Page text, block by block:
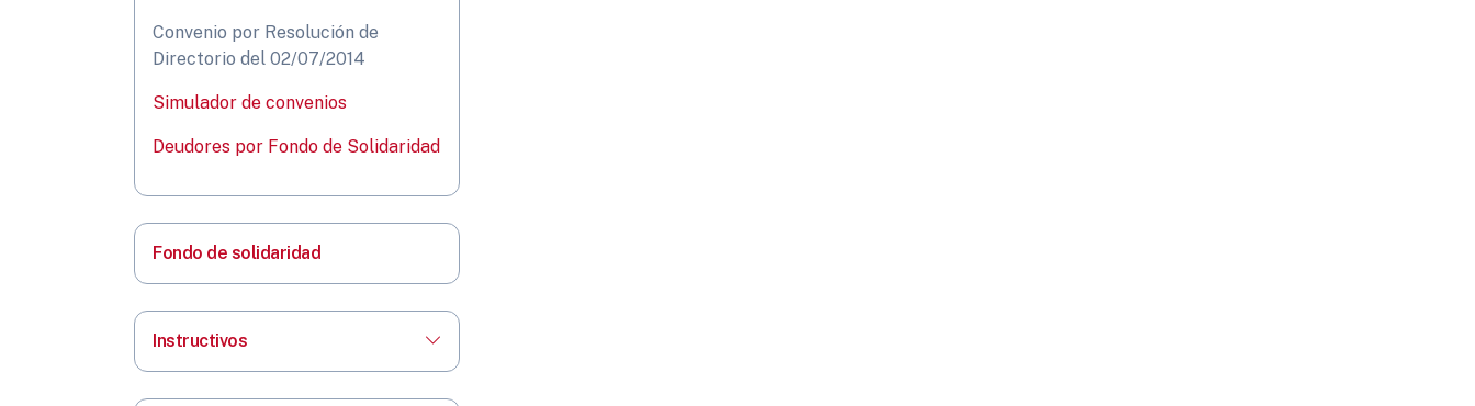
Convenio por Resolución de
Directorio del 02/07/2014
Simulador de convenios
Deudores por Fondo de Solidaridad
Fondo de solidaridad
Instructivos